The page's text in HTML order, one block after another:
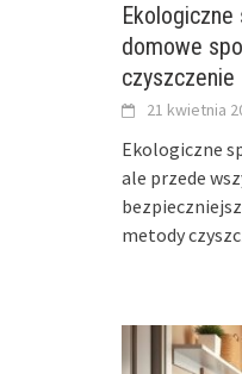
domowe
czyszczenie
21 kwietnia
Ekologiczne
ale przede
metody